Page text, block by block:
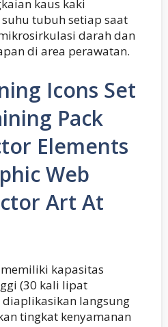
kaus kaki
tubuh setiap saat
darah dan
di area perawatan.
Icons Set
Pack
Elements
Web
Art At
kapasitas
(30 kali lipat
langsung
tingkat kenyamanan